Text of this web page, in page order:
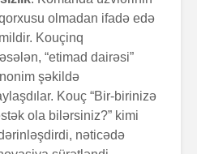
olmadan ifadə edə
Kouçinq
“etimad dairəsi”
şəkildə
Kouç “Bir-birinizə
ola bilərsiniz?” kimi
nəticədə